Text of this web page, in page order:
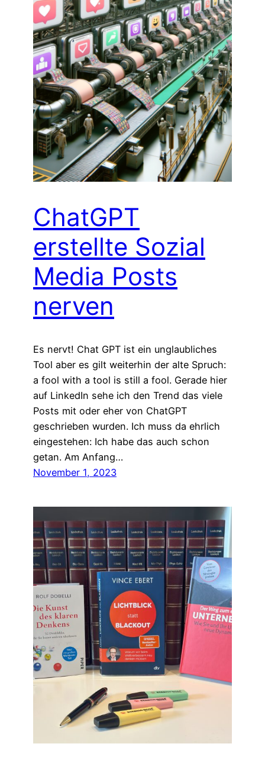
ChatGPT
erstellte Sozial
Media Posts
nerven
Es nervt! Chat GPT ist ein unglaubliches
Tool aber es gilt weiterhin der alte Spruch:
a fool with a tool is still a fool. Gerade hier
auf LinkedIn sehe ich den Trend das viele
Posts mit oder eher von ChatGPT
geschrieben wurden. Ich muss da ehrlich
eingestehen: Ich habe das auch schon
getan. Am Anfang…
November 1, 2023